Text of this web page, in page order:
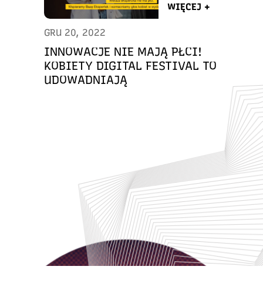
WIĘCEJ +
GRU 20, 2022
INNOWACJE NIE MAJĄ PŁCI!
KOBIETY DIGITAL FESTIVAL TO
UDOWADNIAJĄ